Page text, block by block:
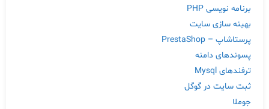
برنامه نویسی PHP
بهینه سازی سایت
پرستاشاپ – PrestaShop
پسوندهای دامنه
ترفندهای Mysql
ثبت سایت در گوگل
جوملا